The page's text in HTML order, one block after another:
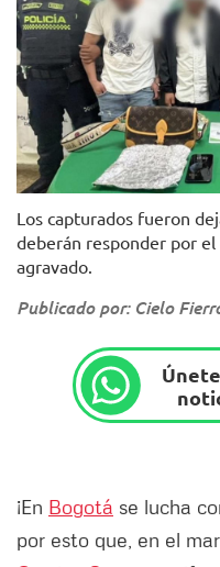
Los capturados fueron
deberán responder por
agravado.
Publicado por: Cielo
¡En Bogotá se lucha
por esto que, en el